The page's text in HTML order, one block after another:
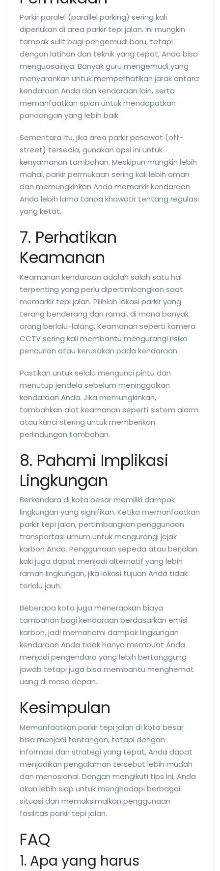
Parkir paralel (parallel parking) sering kali
diperlukan di area parkir tepi jalan. Ini mungkin
tampak sulit bagi pengemudi baru, tetapi
dengan latihan dan teknik yang tepat, Anda bisa
menguasainya. Banyak guru mengemudi yang
menyarankan untuk memperhatikan jarak antara
kendaraan Anda dan kendaraan lain, serta
memanfaatkan spion untuk mendapatkan
pandangan yang lebih baik.
Sementara itu, jika area parkir pesawat (off-
street) tersedia, gunakan opsi ini untuk
kenyamanan tambahan. Meskipun mungkin lebih
mahal, parkir permukaan sering kali lebih aman
dan memungkinkan Anda memarkir kendaraan
Anda lebih lama tanpa khawatir tentang regulasi
yang ketat.
7. Perhatikan
Keamanan
Keamanan kendaraan adalah salah satu hal
terpenting yang perlu dipertimbangkan saat
memarkir tepi jalan. Pilihlah lokasi parkir yang
terang benderang dan ramai, di mana banyak
orang berlalu-lalang. Keamanan seperti kamera
CCTV sering kali membantu mengurangi risiko
pencurian atau kerusakan pada kendaraan.
Pastikan untuk selalu mengunci pintu dan
menutup jendela sebelum meninggalkan
kendaraan Anda. Jika memungkinkan,
tambahkan alat keamanan seperti sistem alarm
atau kunci stering untuk memberikan
perlindungan tambahan.
8. Pahami Implikasi
Lingkungan
Berkendara di kota besar memiliki dampak
lingkungan yang signifikan. Ketika memanfaatkan
parkir tepi jalan, pertimbangkan penggunaan
transportasi umum untuk mengurangi jejak
karbon Anda. Penggunaan sepeda atau berjalan
kaki juga dapat menjadi alternatif yang lebih
ramah lingkungan, jika lokasi tujuan Anda tidak
terlalu jauh.
Beberapa kota juga menerapkan biaya
tambahan bagi kendaraan berdasarkan emisi
karbon, jadi memahami dampak lingkungan
kendaraan Anda tidak hanya membuat Anda
menjadi pengendara yang lebih bertanggung
jawab tetapi juga bisa membantu menghemat
uang di masa depan.
Kesimpulan
Memanfaatkan parkir tepi jalan di kota besar
bisa menjadi tantangan, tetapi dengan
informasi dan strategi yang tepat, Anda dapat
menjadikan pengalaman tersebut lebih mudah
dan menosional. Dengan mengikuti tips ini, Anda
akan lebih siap untuk menghadapi berbagai
situasi dan memaksimalkan penggunaan
fasilitas parkir tepi jalan.
FAQ
1. Apa yang harus